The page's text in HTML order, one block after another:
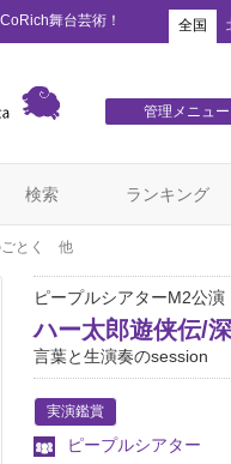
舞台芸術！ 全国
管理メニュー
検索 ランキング
ごとく 他
ピープルシアターM2公演
ハー太郎遊侠伝/
言葉と生演奏のsession
実演鑑賞
ピープルシアター